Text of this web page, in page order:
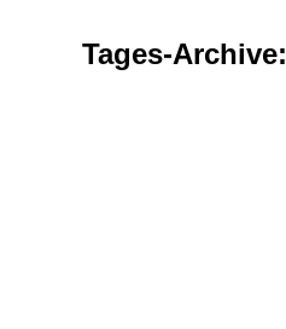
Tages-Archive: